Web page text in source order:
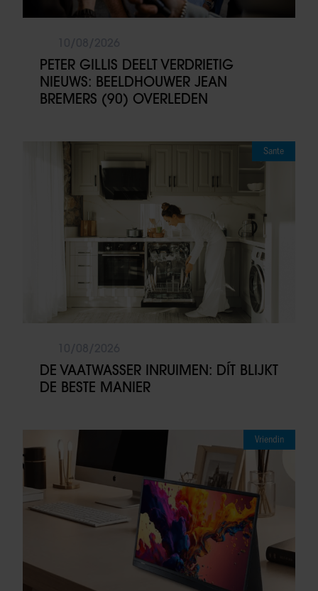
PETER GILLIS DEELT VERDRIETIG
NIEUWS: BEELDHOUWER JEAN
BREMERS (90) OVERLEDEN
Sante
DE VAATWASSER INRUIMEN: DÍT BLIJKT
DE BESTE MANIER
Vriendin